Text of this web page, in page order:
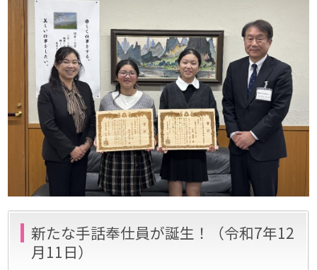
新たな手話奉仕員が誕生！（令和7年12
月11日）